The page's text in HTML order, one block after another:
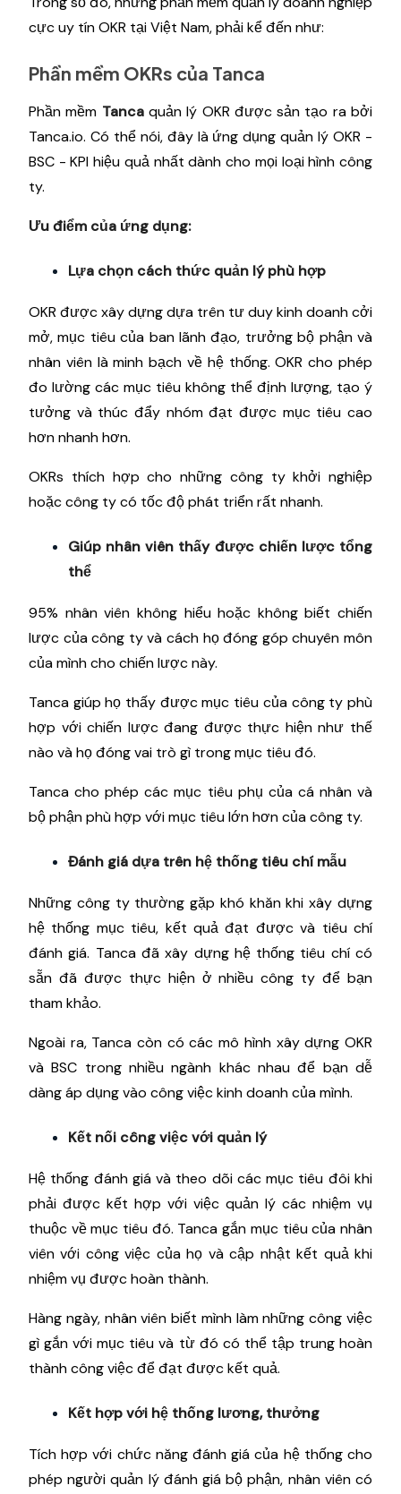
cực uy tín OKR tại Việt Nam, phải kể đến như:
Phần mềm OKRs của Tanca
Phần mềm Tancaquản lý OKR được sản tạo ra bởi
Tanca.io. Có thể nói, đây là ứng dụng quản lý OKR -
BSC - KPI hiệu quả nhất dành cho mọi loại hình công
ty.
Ưu điểm của ứng dụng:
Lựa chọn cách thức quản lý phù hợp
OKR được xây dựng dựa trên tư duy kinh doanh cởi
mở, mục tiêu của ban lãnh đạo, trưởng bộ phận và
nhân viên là minh bạch về hệ thống. OKR cho phép
đo lường các mục tiêu không thể định lượng, tạo ý
tưởng và thúc đẩy nhóm đạt được mục tiêu cao
hơn nhanh hơn.
OKRs thích hợp cho những công ty khởi nghiệp
hoặc công ty có tốc độ phát triển rất nhanh.
Giúp nhân viên thấy được chiến lược tổng
thể
95% nhân viên không hiểu hoặc không biết chiến
lược của công ty và cách họ đóng góp chuyên môn
của mình cho chiến lược này.
Tanca giúp họ thấy được mục tiêu của công ty phù
hợp với chiến lược đang được thực hiện như thế
nào và họ đóng vai trò gì trong mục tiêu đó.
Tanca cho phép các mục tiêu phụ của cá nhân và
bộ phận phù hợp với mục tiêu lớn hơn của công ty.
Đánh giá dựa trên hệ thống tiêu chí mẫu
Những công ty thường gặp khó khăn khi xây dựng
hệ thống mục tiêu, kết quả đạt được và tiêu chí
đánh giá. Tanca đã xây dựng hệ thống tiêu chí có
sẵn đã được thực hiện ở nhiều công ty để bạn
tham khảo.
Ngoài ra, Tanca còn có các mô hình xây dựng OKR
và BSC trong nhiều ngành khác nhau để bạn dễ
dàng áp dụng vào công việc kinh doanh của mình.
Kết nối công việc với quản lý
Hệ thống đánh giá và theo dõi các mục tiêu đôi khi
phải được kết hợp với việc quản lý các nhiệm vụ
thuộc về mục tiêu đó. Tanca gắn mục tiêu của nhân
viên với công việc của họ và cập nhật kết quả khi
nhiệm vụ được hoàn thành.
Hàng ngày, nhân viên biết mình làm những công việc
gì gắn với mục tiêu và từ đó có thể tập trung hoàn
thành công việc để đạt được kết quả.
Kết hợp với hệ thống lương, thưởng
Tích hợp với chức năng đánh giá của hệ thống cho
phép người quản lý đánh giá bộ phận, nhân viên có